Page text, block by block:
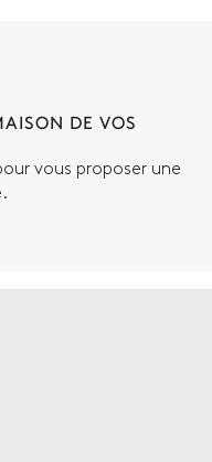
DE VOS
vous proposer une